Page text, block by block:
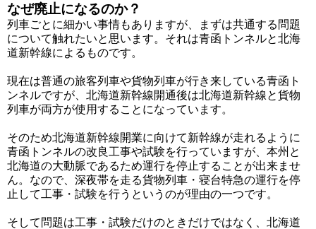
なぜ廃止になるのか？
列車ごとに細かい事情もありますが、まずは共通する問題
について触れたいと思います。それは青函トンネルと北海
道新幹線によるものです。
現在は普通の旅客列車や貨物列車が行き来している青函ト
ンネルですが、北海道新幹線開通後は北海道新幹線と貨物
列車が両方が使用することになっています。
そのため北海道新幹線開業に向けて新幹線が走れるように
青函トンネルの改良工事や試験を行っていますが、本州と
北海道の大動脈であるため運行を停止することが出来ませ
ん。なので、深夜帯を走る貨物列車・寝台特急の運行を停
止して工事・試験を行うというのが理由の一つです。
そして問題は工事・試験だけのときだけではなく、北海道